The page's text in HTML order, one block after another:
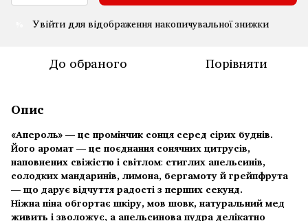
Увійтидля відображення накопичувальної знижки
До обраного Порівняти
Опис
«Апероль» — це промінчик сонця серед сірих буднів.
Його аромат — це поєднання сонячних цитрусів,
наповнених свіжістю і світлом: стиглих апельсинів,
солодких мандаринів, лимона, бергамоту й грейпфрута
— що дарує відчуття радості з перших секунд.
Ніжна піна обгортає шкіру, мов шовк, натуральний мед
живить і зволожує, а апельсинова пудра делікатно